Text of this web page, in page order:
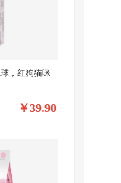
，红狗猫咪
￥39.90